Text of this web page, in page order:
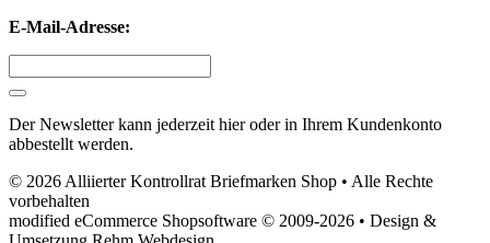
E-Mail-Adresse:
Der Newsletter kann jederzeit hier oder in Ihrem Kundenkonto
abbestellt werden.
© 2026 Alliierter Kontrollrat Briefmarken Shop • Alle Rechte
vorbehalten
modified eCommerce Shopsoftware © 2009-2026 • Design &